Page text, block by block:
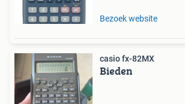
Bezoek website
casio fx-82MX
Bieden